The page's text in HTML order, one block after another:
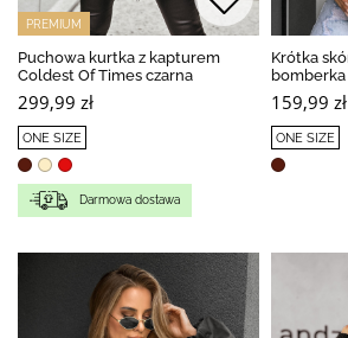
PREMIUM
Puchowa kurtka z kapturem
Coldest Of Times czarna
299,99 zł
ONE SIZE
Darmowa dostawa
Krótka
159,99 zł
ONE SIZE